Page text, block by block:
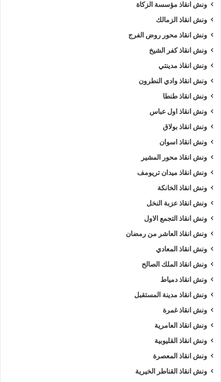
ونش انقاذ مؤسسة الزكاة
ونش انقاذ الزمالك
ونش انقاذ محور روض الفرج
ونش انقاذ كفر الشيخ
ونش انقاذ مدينتي
ونش انقاذ وادي النطرون
ونش انقاذ طنطا
ونش انقاذ اول عباس
ونش انقاذ بولاق
ونش انقاذ اسوان
ونش انقاذ محور المشير
ونش انقاذ ميدان تريومف
ونش انقاذ الخانكة
ونش انقاذ عزبة النخل
ونش انقاذ التجمع الاول
ونش انقاذ العاشر من رمضان
ونش انقاذ المعادي
ونش انقاذ الملك الصالح
ونش انقاذ دمياط
ونش انقاذ مدينة المستقبل
ونش انقاذ غمرة
ونش انقاذ العامرية
ونش انقاذ القليوبية
ونش انقاذ المعصرة
ونش انقاذ القناطر الخيرية